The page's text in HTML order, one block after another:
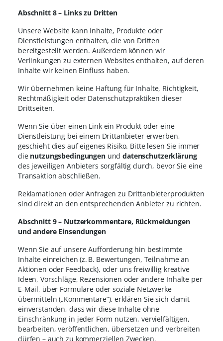
Abschnitt 8 – Links zu Dritten
Unsere Website kann Inhalte, Produkte oder
Dienstleistungen enthalten, die von Dritten
bereitgestellt werden. Außerdem können wir
Verlinkungen zu externen Websites enthalten, auf deren
Inhalte wir keinen Einfluss haben.
Wir übernehmen keine Haftung für Inhalte, Richtigkeit,
Rechtmäßigkeit oder Datenschutzpraktiken dieser
Drittseiten.
Wenn Sie über einen Link ein Produkt oder eine
Dienstleistung bei einem Drittanbieter erwerben,
geschieht dies auf eigenes Risiko. Bitte lesen Sie immer
die nutzungsbedingungenunddatenschutzerklärung
des jeweiligen Anbieters sorgfältig durch, bevor Sie eine
Transaktion abschließen.
Reklamationen oder Anfragen zu Drittanbieterprodukten
sind direkt an den entsprechenden Anbieter zu richten.
Abschnitt 9 – Nutzerkommentare, Rückmeldungen
und andere Einsendungen
Wenn Sie auf unsere Aufforderung hin bestimmte
Inhalte einreichen (z. B. Bewertungen, Teilnahme an
Aktionen oder Feedback), oder uns freiwillig kreative
Ideen, Vorschläge, Rezensionen oder andere Inhalte per
E-Mail, über Formulare oder soziale Netzwerke
übermitteln („Kommentare“), erklären Sie sich damit
einverstanden, dass wir diese Inhalte ohne
Einschränkung in jeder Form nutzen, vervielfältigen,
bearbeiten, veröffentlichen, übersetzen und verbreiten
dürfen – auch zu kommerziellen Zwecken.